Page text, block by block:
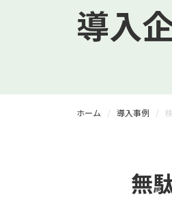
導入
ホーム 導入事例
無